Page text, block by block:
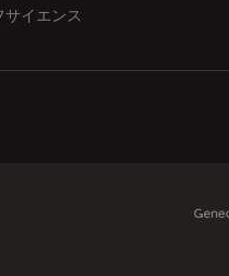
サイエンス